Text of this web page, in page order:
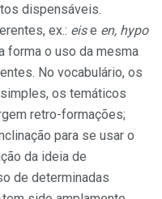
dispensáveis.
ex.: eise en, hypo
forma o uso da mesma
No vocabulário, os
os temáticos
retro-formações;
para se usar o
da ideia de
de determinadas